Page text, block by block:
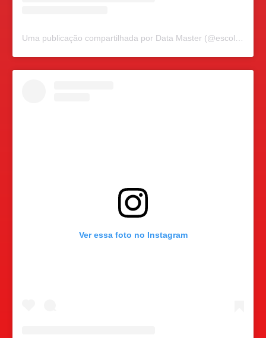
Uma publicação compartilhada por Data Master (@escoladatamaster)
Ver essa foto no Instagram